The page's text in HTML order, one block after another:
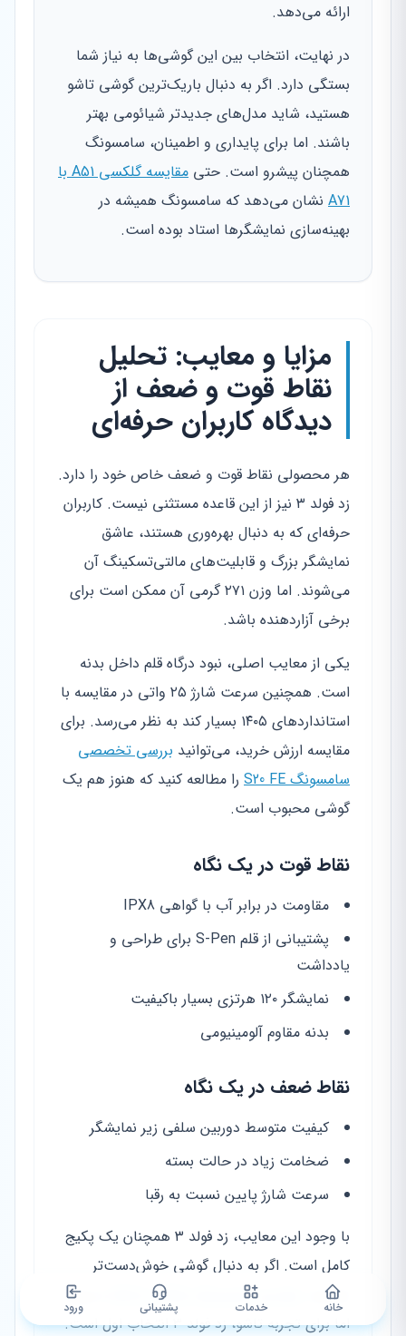
ارائه می‌دهد.
در نهایت، انتخاب بین این گوشی‌ها به نیاز شما
بستگی دارد. اگر به دنبال باریک‌ترین گوشی تاشو
هستید، شاید مدل‌های جدیدتر شیائومی بهتر
باشند. اما برای پایداری و اطمینان، سامسونگ
همچنان پیشرو است. حتی
مقایسه گلکسی A51 با
A71 نشان می‌دهد که سامسونگ همیشه در
بهینه‌سازی نمایشگرها استاد بوده است.
مزایا و معایب: تحلیل
نقاط قوت و ضعف از
دیدگاه کاربران حرفه‌ای
هر محصولی نقاط قوت و ضعف خاص خود را دارد.
زد فولد ۳ نیز از این قاعده مستثنی نیست. کاربران
حرفه‌ای که به دنبال بهره‌وری هستند، عاشق
نمایشگر بزرگ و قابلیت‌های مالتی‌تسکینگ آن
می‌شوند. اما وزن ۲۷۱ گرمی آن ممکن است برای
برخی آزاردهنده باشد.
یکی از معایب اصلی، نبود درگاه قلم داخل بدنه
است. همچنین سرعت شارژ ۲۵ واتی در مقایسه با
استانداردهای ۱۴۰۵ بسیار کند به نظر می‌رسد. برای
مقایسه ارزش خرید، می‌توانید بررسی تخصصی
سامسونگ S20 FE
را مطالعه کنید که هنوز هم یک
گوشی محبوب است.
نقاط قوت در یک نگاه
مقاومت در برابر آب با گواهی IPX8
پشتیبانی از قلم S-Pen برای طراحی و
یادداشت
نمایشگر ۱۲۰ هرتزی بسیار باکیفیت
بدنه مقاوم آلومینیومی
نقاط ضعف در یک نگاه
کیفیت متوسط دوربین سلفی زیر نمایشگر
ضخامت زیاد در حالت بسته
سرعت شارژ پایین نسبت به رقبا
با وجود این معایب، زد فولد ۳ همچنان یک پکیج
کامل است. اگر به دنبال گوشی خوش‌دست‌تر
هستید،
مقایسه سامسونگ A21s با A30s
را ببینید.
اما برای تجربه تاشو، زد فولد ۳ انتخاب اول است.
خانه خدمات پشتیبانی ورود